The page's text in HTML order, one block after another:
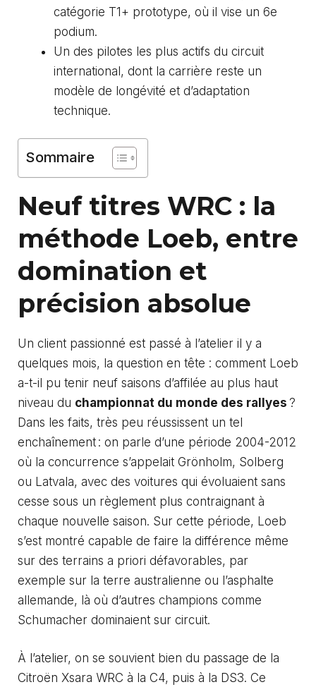
catégorie T1+ prototype, où il vise un 6e
podium.
Un des pilotes les plus actifs du circuit
international, dont la carrière reste un
modèle de longévité et d’adaptation
technique.
Sommaire
Neuf titres WRC : la
méthode Loeb, entre
domination et
précision absolue
Un client passionné est passé à l’atelier il y a
quelques mois, la question en tête : comment Loeb
a-t-il pu tenir neuf saisons d’affilée au plus haut
niveau du championnat du monde des rallyes ?
Dans les faits, très peu réussissent un tel
enchaînement : on parle d’une période 2004-2012
où la concurrence s’appelait Grönholm, Solberg
ou Latvala, avec des voitures qui évoluaient sans
cesse sous un règlement plus contraignant à
chaque nouvelle saison. Sur cette période, Loeb
s’est montré capable de faire la différence même
sur des terrains a priori défavorables, par
exemple sur la terre australienne ou l’asphalte
allemande, là où d’autres champions comme
Schumacher dominaient sur circuit.
À l’atelier, on se souvient bien du passage de la
Citroën Xsara WRC à la C4, puis à la DS3. Ce